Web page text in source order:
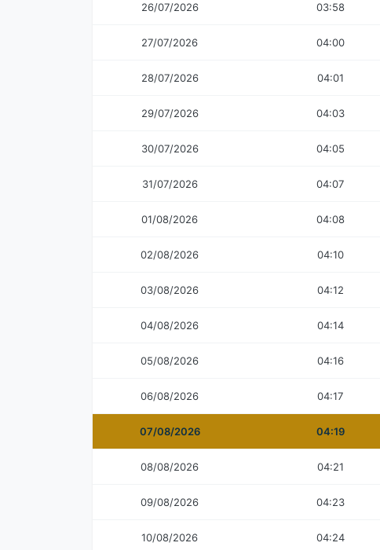
26/07/2026 03:58
27/07/2026 04:00
28/07/2026 04:01
29/07/2026 04:03
30/07/2026 04:05
31/07/2026 04:07
01/08/2026 04:08
02/08/2026 04:10
03/08/2026 04:12
04/08/2026 04:14
05/08/2026 04:16
06/08/2026 04:17
07/08/2026 04:19
08/08/2026 04:21
09/08/2026 04:23
10/08/2026 04:24